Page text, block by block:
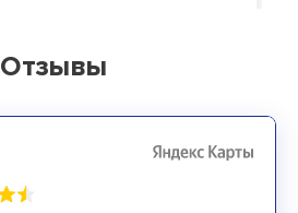
Отзывы